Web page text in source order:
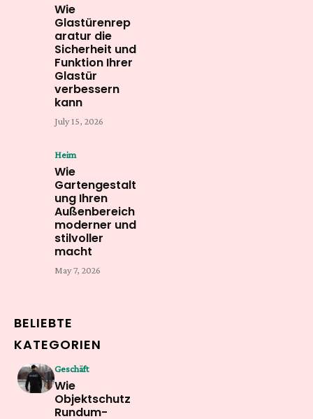
Wie
Glastürenrep
aratur die
Sicherheit und
Funktion Ihrer
Glastür
verbessern
kann
July 15, 2026
Heim
Wie
Gartengestalt
ung Ihren
Außenbereich
moderner und
stilvoller
macht
May 7, 2026
BELIEBTE
KATEGORIEN
Geschäft
Wie
Objektschutz
Rundum-